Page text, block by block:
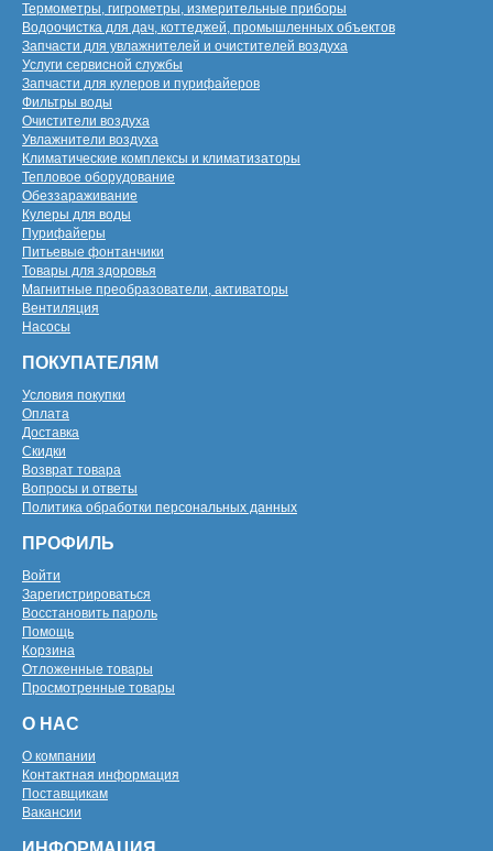
Термометры, гигрометры, измерительные приборы
Водоочистка для дач, коттеджей, промышленных объектов
Запчасти для увлажнителей и очистителей воздуха
Услуги сервисной службы
Запчасти для кулеров и пурифайеров
Фильтры воды
Очистители воздуха
Увлажнители воздуха
Климатические комплексы и климатизаторы
Тепловое оборудование
Обеззараживание
Кулеры для воды
Пурифайеры
Питьевые фонтанчики
Товары для здоровья
Магнитные преобразователи, активаторы
Вентиляция
Насосы
ПОКУПАТЕЛЯМ
Условия покупки
Оплата
Доставка
Скидки
Возврат товара
Вопросы и ответы
Политика обработки персональных данных
ПРОФИЛЬ
Войти
Зарегистрироваться
Восстановить пароль
Помощь
Корзина
Отложенные товары
Просмотренные товары
О НАС
О компании
Контактная информация
Поставщикам
Вакансии